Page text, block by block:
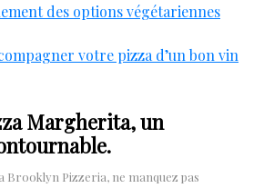
des options végétariennes
votre pizza d’un bon vin
Margherita, un
Brooklyn Pizzeria, ne manquez pas